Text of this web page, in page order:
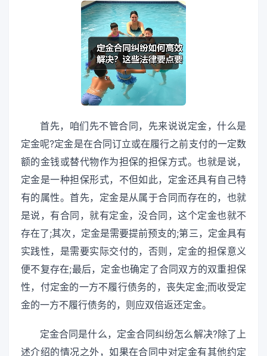
首先，咱们先不管合同，先来说说定金，什么是
定金呢?定金是在合同订立或在履行之前支付的一定数
额的金钱或替代物作为担保的担保方式。也就是说，
定金是一种担保形式，不但如此，定金还具有自己特
有的属性。首先，定金是从属于合同而存在的，也就
是说，有合同，就有定金，没合同，这个定金也就不
存在了;其次，定金是需要提前预支的;第三，定金具有
实践性，是需要实际交付的，否则，定金的担保意义
便不复存在;最后，定金也确定了合同双方的双重担保
性，付定金的一方不履行债务的，丧失定金;而收受定
金的一方不履行债务的，则应双倍返还定金。
定金合同是什么，定金合同纠纷怎么解决?除了上
述介绍的情况之外，如果在合同中对定金有其他约定